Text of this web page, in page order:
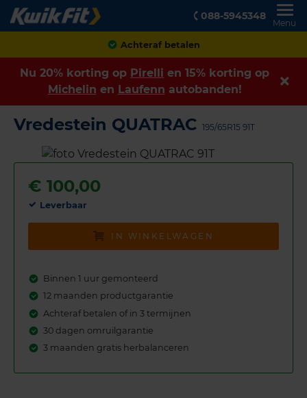
088-5945348
Menu
Achteraf betalen
Nu 20% korting op Pirelli en 15% korting op
Michelin en Laufenn autobanden!
Vredestein QUATRAC 195/65R15 91T
€ 100,00
Leverbaar
IN WINKELWAGEN
Binnen 1 uur gemonteerd
12 maanden productgarantie
Achteraf betalen of in 3 termijnen
30 dagen omruilgarantie
3 maanden gratis herbalanceren